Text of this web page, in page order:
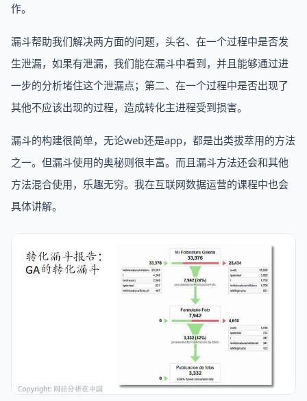
作。
漏斗帮助我们解决两方面的问题，头名、在一个过程中是否发
生泄漏，如果有泄漏，我们能在漏斗中看到，并且能够通过进
一步的分析堵住这个泄漏点；第二、在一个过程中是否出现了
其他不应该出现的过程，造成转化主进程受到损害。
漏斗的构建很简单，无论web还是app，都是出类拔萃用的方法
之一。但漏斗使用的奥秘则很丰富。而且漏斗方法还会和其他
方法混合使用，乐趣无穷。我在互联网数据运营的课程中也会
具体讲解。